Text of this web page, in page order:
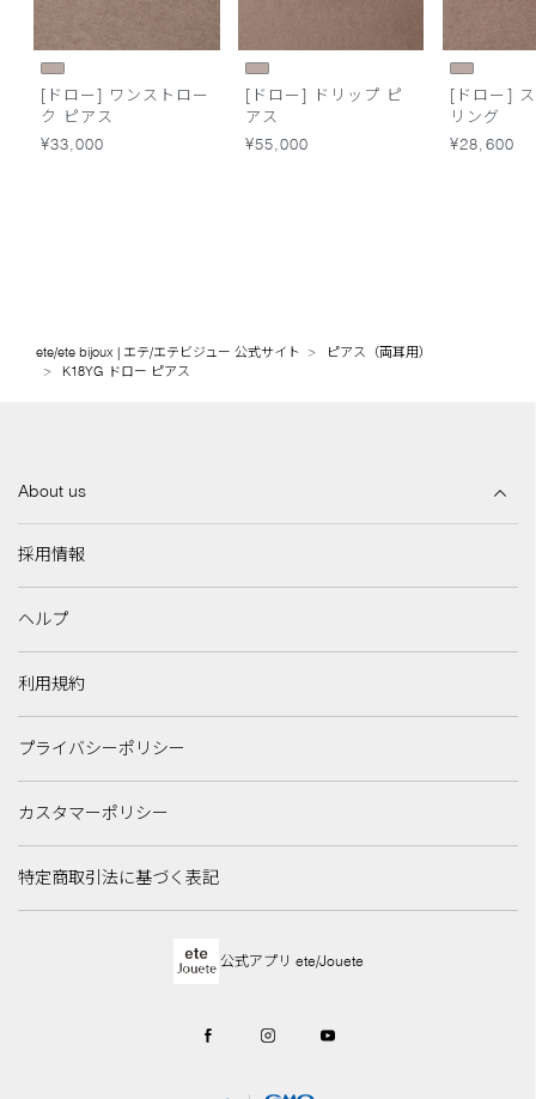
[ドロー] ワンストロー
ク ピアス
¥33,000
[ドロー] ドリップ ピ
アス
¥55,000
[ドロー]
リング
¥28,600
ete/ete bijoux | エテ/エテビジュー 公式サイト
ピアス（両耳用）
K18YG ドロー ピアス
About us
採用情報
ヘルプ
利用規約
プライバシーポリシー
カスタマーポリシー
特定商取引法に基づく表記
公式アプリ ete/Jouete